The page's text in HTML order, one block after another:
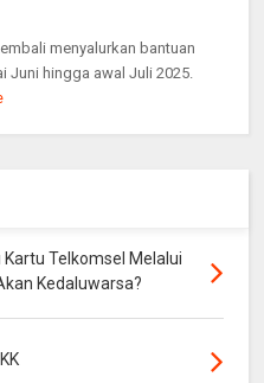
menyalurkan bantuan
Juni hingga awal Juli 2025.
Telkomsel Melalui
Kedaluwarsa?